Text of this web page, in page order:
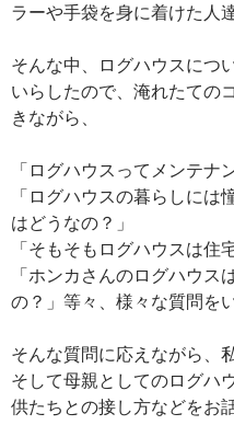
ラーや手袋を身に着けた人
そんな中、ログハウスにつ
いらしたので、淹れたての
きながら、
「ログハウスってメンテナ
「ログハウスの暮らしには
はどうなの？」
「そもそもログハウスは住
「ホンカさんのログハウス
の？」等々、様々な質問を
そんな質問に応えながら、
そして母親としてのログハ
供たちとの接し方などをお